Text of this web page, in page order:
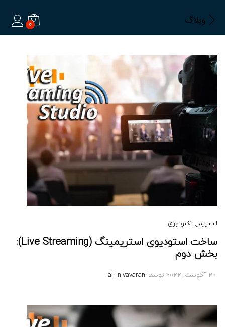
وبلاگ 0
ورود
استریمر, تکنولوژی
ساخت استودیوی استریمینگ (Live Streaming):
بخش دوم
20 آگوست, 2022 توسط ali_niyavarani